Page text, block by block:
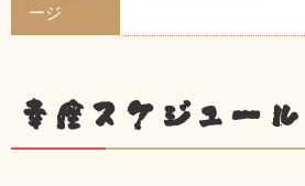
ージ
幸座スケジュール